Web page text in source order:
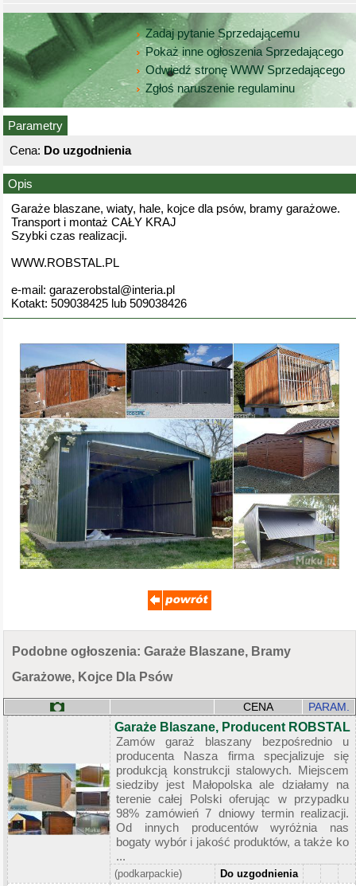
Zadaj pytanie Sprzedającemu
Pokaż inne ogłoszenia Sprzedającego
Odwiedź stronę WWW Sprzedającego
Zgłoś naruszenie regulaminu
Parametry
Cena: Do uzgodnienia
Opis
Garaże blaszane, wiaty, hale, kojce dla psów, bramy garażowe.
Transport i montaż CAŁY KRAJ
Szybki czas realizacji.
WWW.ROBSTAL.PL
e-mail: garazerobstal@interia.pl
Kotakt: 509038425 lub 509038426
Podobne ogłoszenia: Garaże Blaszane, Bramy
Garażowe, Kojce Dla Psów
CENA PARAM.
Garaże Blaszane, Producent ROBSTAL
Zamów garaż blaszany bezpośrednio u
producenta Nasza firma specjalizuje się
produkcją konstrukcji stalowych. Miejscem
siedziby jest Małopolska ale działamy na
terenie całej Polski oferując w przypadku
98% zamówień 7 dniowy termin realizacji.
Od innych producentów wyróżnia nas
bogaty wybór i jakość produktów, a także ko
...
(podkarpackie) Do uzgodnienia